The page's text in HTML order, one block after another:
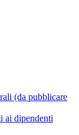
(da pubblicare
ai dipendenti